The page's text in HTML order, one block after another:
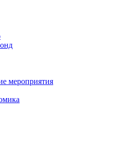
мероприятия